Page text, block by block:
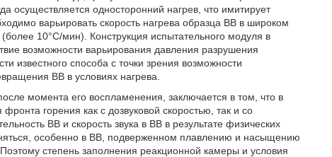
осуществляется односторонний нагрев, что имитирует
варьировать скорость нагрева образца ВВ в широком
10°С/мин). Конструкция испытательного модуля в
возможности варьирования давления разрушения
известного способа с точки зрения возможности
ВВ в условиях нагрева.
момента его воспламенения, заключается в том, что в
горения как с дозвуковой скоростью, так и со
ВВ и скорость звука в ВВ в результате физических
особенно в ВВ, подверженном плавлению и насыщению
степень заполнения реакционной камеры и условия